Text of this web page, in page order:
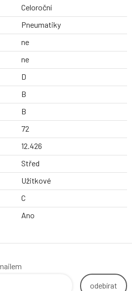
Celoroční
Pneumatiky
ne
ne
D
B
B
72
12.426
Střed
Užitkové
C
Ano
odebírat